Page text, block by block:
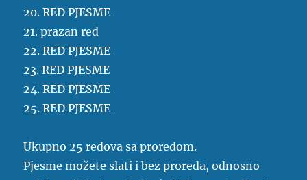
20. RED PJESME
21. prazan red
22. RED PJESME
23. RED PJESME
24. RED PJESME
25. RED PJESME
Ukupno 25 redova sa proredom.
Pjesme možete slati i bez proreda, odnosno